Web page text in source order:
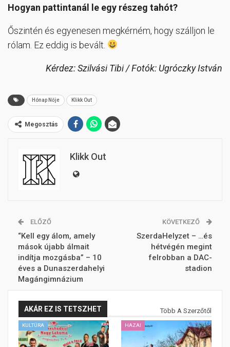
Hogyan pattintanál le egy részeg tahót?
Őszintén és egyenesen megkérném, hogy szálljon le
rólam. Ez eddig is bevált.
Kérdez: Szilvási Tibi / Fotók: Ugróczky István
Hónap Nője Klikk Out
Megosztás
Klikk Out
ELŐZŐ
“Kell egy álom, amely
mások újabb álmait
indítja mozgásba” – 10
éves a Dunaszerdahelyi
Magángimnázium
KÖVETKEZŐ
SzerdaHelyzet – …és
hétvégén megint
felrobban a DAC-
stadion
AKÁR EZ IS TETSZHET Több A Szerzőtől
KULTÚRA HAZAI